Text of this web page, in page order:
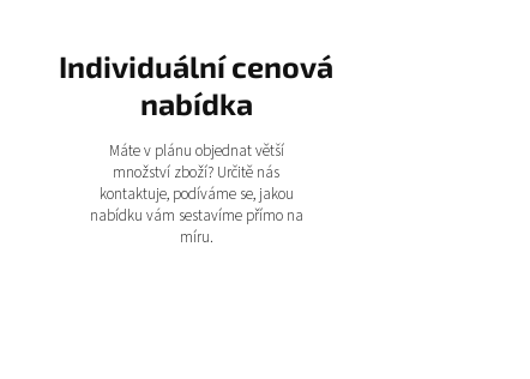
Individuální cenová
nabídka
Máte v plánu objednat větší
množství zboží? Určitě nás
kontaktuje, podíváme se, jakou
nabídku vám sestavíme přímo na
míru.